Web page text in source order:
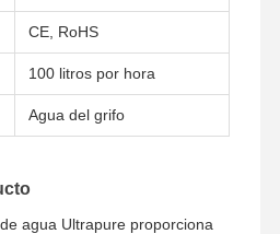
CE, RoHS
100 litros por hora
Agua del grifo
agua Ultrapure proporciona